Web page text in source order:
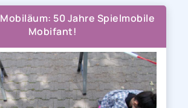
50 Jahre Spielmobile
Mobifant!